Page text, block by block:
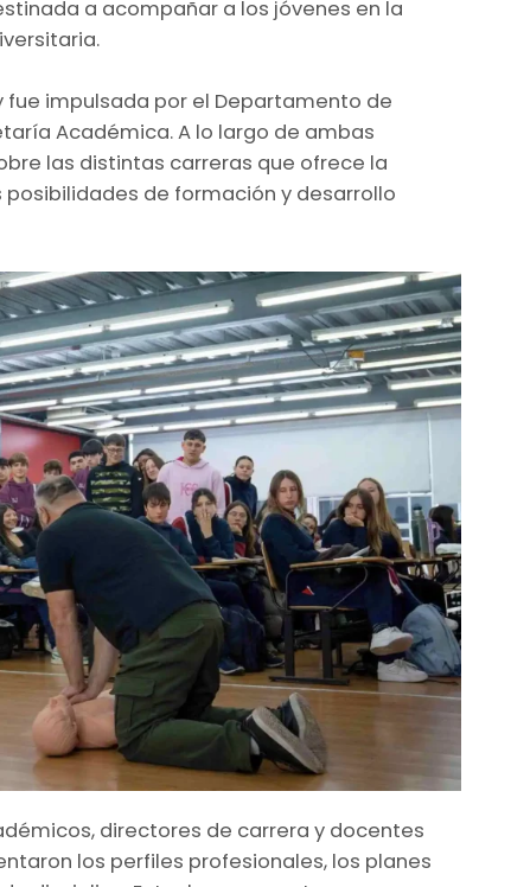
a acompañar a los jóvenes en la
fue impulsada por el Departamento de
Académica. A lo largo de ambas
las distintas carreras que ofrece la
de formación y desarrollo
directores de carrera y docentes
los perfiles profesionales, los planes